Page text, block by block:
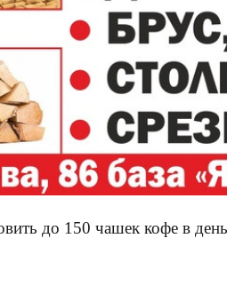
до 150 чашек кофе в